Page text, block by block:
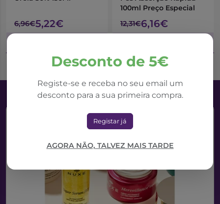
Desconto de 5€
Registe-se e receba no seu email um
desconto para a sua primeira compra.
Registar já
AGORA NÃO, TALVEZ MAIS TARDE
6,96€5,22€
100ml Preço Especial
12,31€6,16€